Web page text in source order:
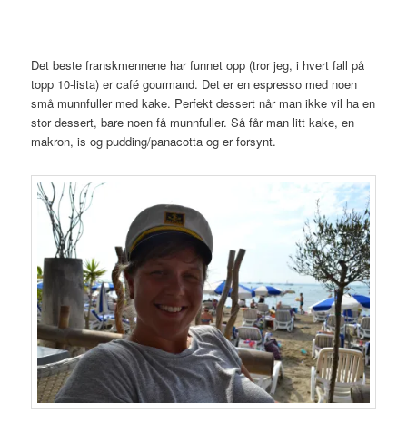
Det beste franskmennene har funnet opp (tror jeg, i hvert fall på
topp 10-lista) er café gourmand. Det er en espresso med noen
små munnfuller med kake. Perfekt dessert når man ikke vil ha en
stor dessert, bare noen få munnfuller. Så får man litt kake, en
makron, is og pudding/panacotta og er forsynt.